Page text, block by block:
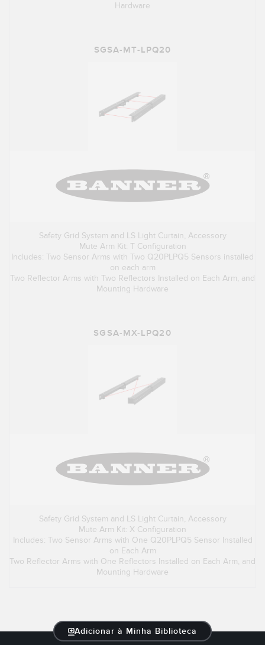
Hardware
SGSA-MT-LPQ20
Safety Grid System and LS Light Curtain, Accessory
Mute Arm Kit: T Configuration
Includes: Two Sensor Arms with Two Q20PLPQ5 Sensors installed
on each arm
Two Reflector Arms with Two Reflectors Installed on Each Arm, and
Mounting Hardware
SGSA-MX-LPQ20
Safety Grid System and LS Light Curtain, Accessory
Mute Arm Kit: X Configuration
Includes: Two Sensor Arms with One Q20PLPQ5 Sensor Installed
on Each Arm
Two Reflector Arms with One Reflectors Installed on Each Arm, and
Mounting Hardware
Adicionar à Minha Biblioteca